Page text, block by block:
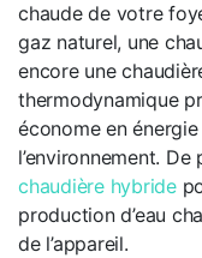
chaude de votre
gaz naturel, une
encore une
thermodynamique
économe en
l’environnement.
chaudière hybride
production d’eau
de l’appareil.